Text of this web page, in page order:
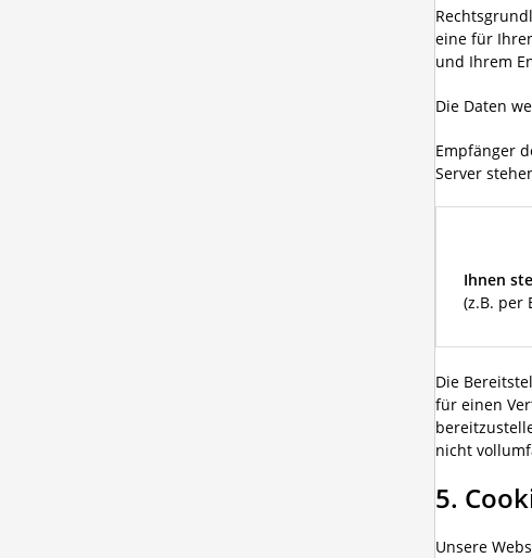
eine für
und Ihrem
Die Daten
Empfänger
Server
Ihnen
(z.B. per
Die
für einen
nicht
5.
Unsere